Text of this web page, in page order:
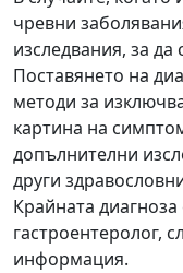
чревни
изследвания, за да
Поставянето на
методи за
картина на
допълнителни
други
Крайната диагноза
гастроентеролог,
информация.